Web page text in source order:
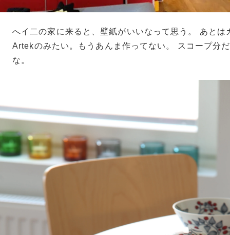
へイ二の家に来ると、壁紙がいいなって思う。 あとは
Artekのみたい。もうあんま作ってない。 スコープ分
な。